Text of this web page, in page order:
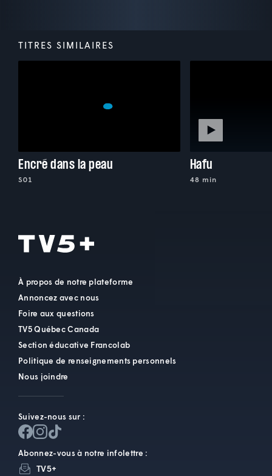
TITRES SIMILAIRES
Encré dans la peau
S01
Hafu
48 min
À propos de notre plateforme
Annoncez avec nous
Foire aux questions
TV5 Québec Canada
Section éducative Francolab
Politique de renseignements personnels
Nous joindre
Suivez-nous sur :
Abonnez-vous à notre infolettre :
TV5+